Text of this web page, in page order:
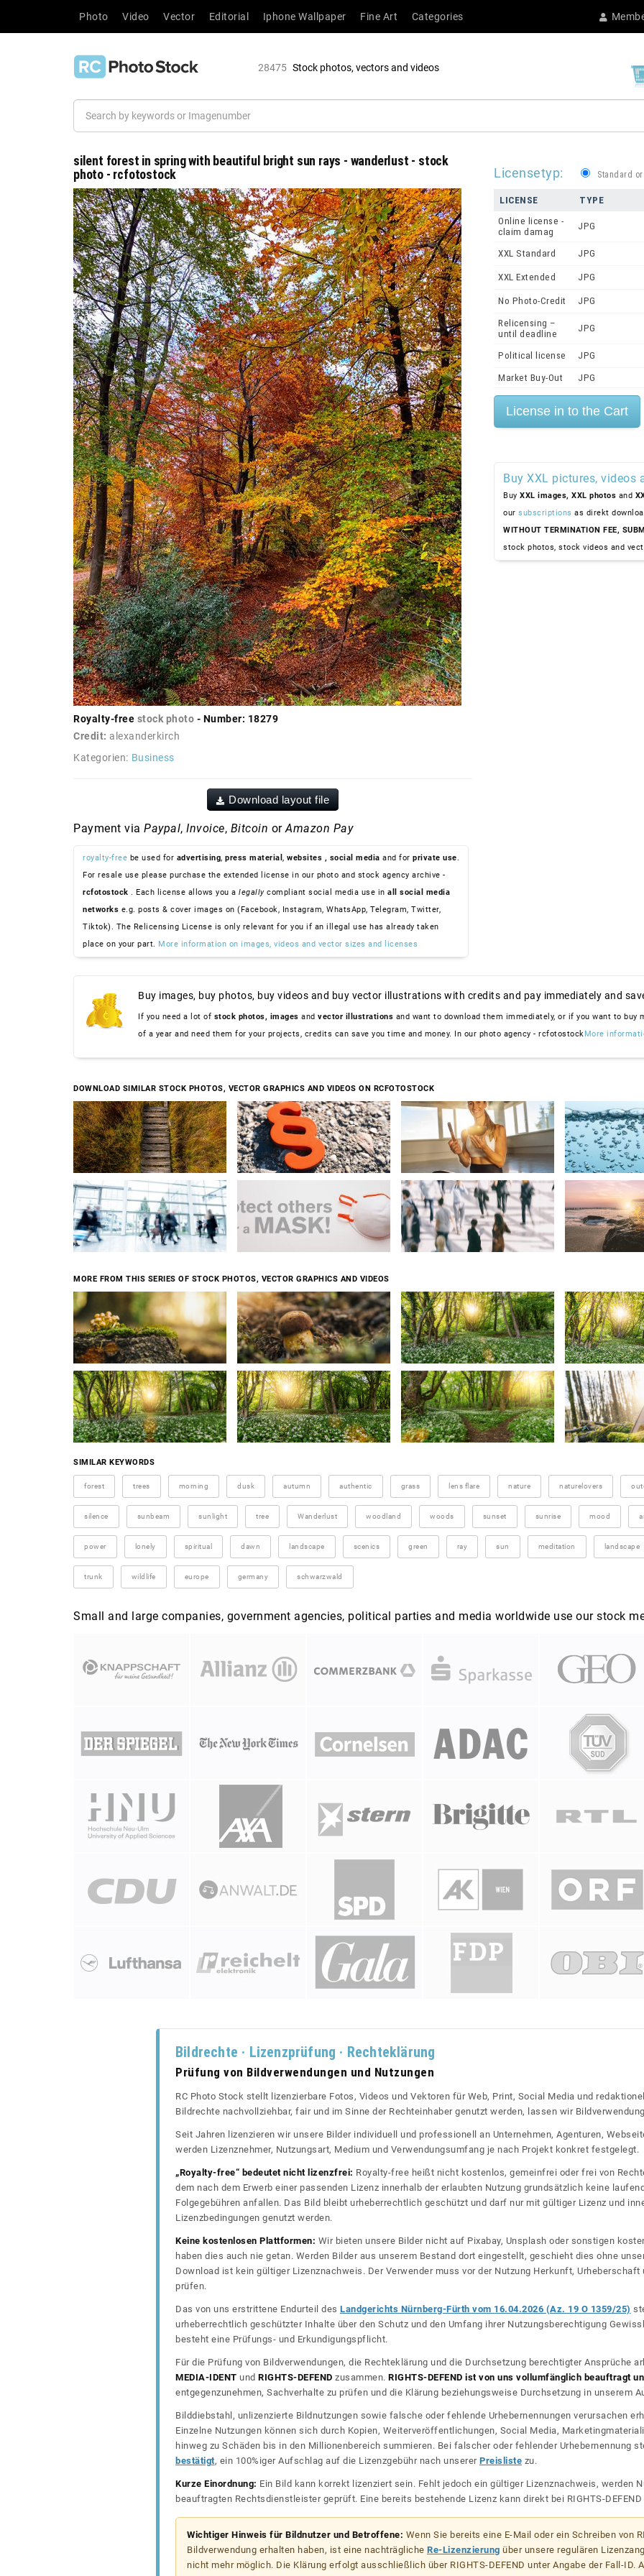
Photo Video Vector Editorial Iphone Wallpaper Fine Art Categories
28475 Stock photos, vectors and videos
silent forest in spring with beautiful bright sun rays - wanderlust - stock
photo - rcfotostock
Royalty-free stock photo - Number: 18279
Credit: alexanderkirch
Kategorien: Business
Download layout file
Payment via Paypal, Invoice, Bitcoin or Amazon Pay
royalty-free be used for advertising, press material , websites , social media and for private use.
For resale use please purchase the extended license in our photo and stock agency archive -
rcfotostock . Each license allows you a legallycompliant social media use in all social media
networks e.g. posts & cover images on (Facebook, Instagram, WhatsApp, Telegram, Twitter,
Tiktok). The Relicensing License is only relevant for you if an illegal use has already taken
place on your part. More information on images, videos and vector sizes and licenses
Licensetyp: Standard
LICENSE
TYPE
Online license -
claim damag
JPG
XXL Standard JPG
XXL Extended JPG
No Photo-Credit JPG
Relicensing –
until deadline
JPG
Political license JPG
Market Buy-Out JPG
Buy XXL pictures,
Buy XXL images, XXL photos and
our subscriptions as direkt
WITHOUT TERMINATION FEE,
stock photos, stock videos and
Buy images, buy photos, buy videos and buy vector illustrations with credits and pay immediately and
If you need a lot of stock photos, images and vector illustrations and want to download them immediately, or if you want to buy
of a year and need them for your projects, credits can save you time and money. In our photo agency - rcfotostockMore
DOWNLOAD SIMILAR STOCK PHOTOS, VECTOR GRAPHICS AND VIDEOS ON RCFOTOSTOCK
MORE FROM THIS SERIES OF STOCK PHOTOS, VECTOR GRAPHICS AND VIDEOS
SIMILAR KEYWORDS
forest trees morning dusk autumn authentic grass lens flare nature naturelovers
silence sunbeam sunlight tree Wanderlust woodland woods sunset sunrise mood
power lonely spiritual dawn landscape scenics green ray sun meditation landscape
trunk wildlife europe germany schwarzwald
Small and large companies, government agencies, political parties and media worldwide use our stock
Bildrechte · Lizenzprüfung · Rechteklärung
Prüfung von Bildverwendungen und Nutzungen
RC Photo Stock stellt lizenzierbare Fotos, Videos und Vektoren für Web, Print, Social Media und
Bildrechte nachvollziehbar, fair und im Sinne der Rechteinhaber genutzt werden, lassen wir
Seit Jahren lizenzieren wir unsere Bilder individuell und professionell an Unternehmen, Agenturen,
werden Lizenznehmer, Nutzungsart, Medium und Verwendungsumfang je nach Projekt konkret festgelegt.
„Royalty-free“ bedeutet nicht lizenzfrei: Royalty-free heißt nicht kostenlos, gemeinfrei oder frei von
dem nach dem Erwerb einer passenden Lizenz innerhalb der erlaubten Nutzung grundsätzlich keine
Folgegebühren anfallen. Das Bild bleibt urheberrechtlich geschützt und darf nur mit gültiger Lizenz und
Lizenzbedingungen genutzt werden.
Keine kostenlosen Plattformen: Wir bieten unsere Bilder nicht auf Pixabay, Unsplash oder sonstigen
haben dies auch nie getan. Werden Bilder aus unserem Bestand dort eingestellt, geschieht dies ohne
Download ist kein gültiger Lizenznachweis. Der Verwender muss vor der Nutzung Herkunft,
prüfen.
Das von uns erstrittene Endurteil des Landgerichts Nürnberg-Fürth vom 16.04.2026 (Az. 19 O 1359/25)
urheberrechtlich geschützter Inhalte über den Schutz und den Umfang ihrer Nutzungsberechtigung
besteht eine Prüfungs- und Erkundigungspflicht.
Für die Prüfung von Bildverwendungen, die Rechteklärung und die Durchsetzung berechtigter Ansprüche
MEDIA-IDENT und RIGHTS-DEFEND zusammen. RIGHTS-DEFEND ist von uns vollumfänglich beauftragt
entgegenzunehmen, Sachverhalte zu prüfen und die Klärung beziehungsweise Durchsetzung in unserem
Bilddiebstahl, unlizenzierte Bildnutzungen sowie falsche oder fehlende Urhebernennungen verursachen
Einzelne Nutzungen können sich durch Kopien, Weiterveröffentlichungen, Social Media,
hinweg zu Schäden bis in den Millionenbereich summieren. Bei falscher oder fehlender Urhebernennung
bestätigt, ein 100%iger Aufschlag auf die Lizenzgebühr nach unserer Preisliste zu.
Kurze Einordnung: Ein Bild kann korrekt lizenziert sein. Fehlt jedoch ein gültiger Lizenznachweis, werden
beauftragten Rechtsdienstleister geprüft. Eine bereits bestehende Lizenz kann direkt bei RIGHTS-
Wichtiger Hinweis für Bildnutzer und Betroffene: Wenn Sie bereits eine E-Mail oder ein Schreiben von
Bildverwendung erhalten haben, ist eine nachträgliche Re-Lizenzierung über unsere regulären
nicht mehr möglich. Die Klärung erfolgt ausschließlich über RIGHTS-DEFEND unter Angabe der Fall-ID.